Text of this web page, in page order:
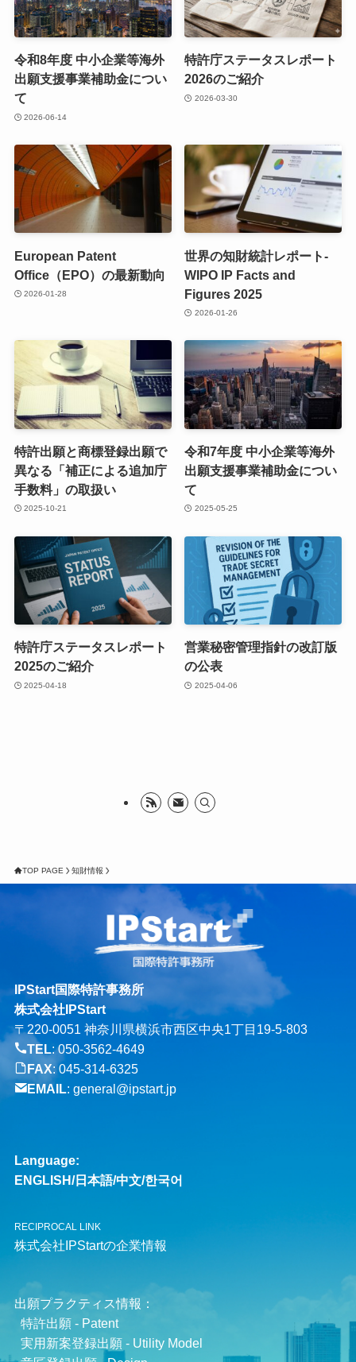
令和8年度 中小企業等海外
出願支援事業補助金につい
て
2026-06-14
特許庁ステータスレポート
2026のご紹介
2026-03-30
European Patent
Office（EPO）の最新動向
2026-01-28
世界の知財統計レポート-
WIPO IP Facts and
Figures 2025
2026-01-26
特許出願と商標登録出願で
異なる「補正による追加庁
手数料」の取扱い
2025-10-21
令和7年度 中小企業等海外
出願支援事業補助金につい
て
2025-05-25
特許庁ステータスレポート
2025のご紹介
2025-04-18
営業秘密管理指針の改訂版
の公表
2025-04-06
TOP PAGE 知財情報
IPStart国際特許事務所
株式会社IPStart
〒220-0051 神奈川県横浜市西区中央1丁目19-5-803
TEL:050-3562-4649
FAX: 045-314-6325
EMAIL: general@ipstart.jp
Language:
ENGLISH/日本語/中文/한국어
RECIPROCAL LINK
株式会社IPStartの企業情報
出願プラクティス情報：
特許出願 - Patent
実用新案登録出願 - Utility Model